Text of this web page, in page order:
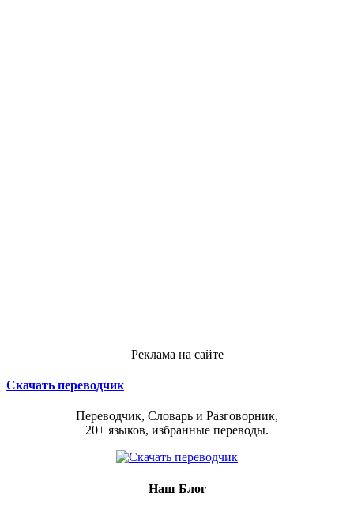
Реклама на сайте
Скачать переводчик
Переводчик, Словарь и Разговорник,
20+ языков, избранные переводы.
Наш Блог